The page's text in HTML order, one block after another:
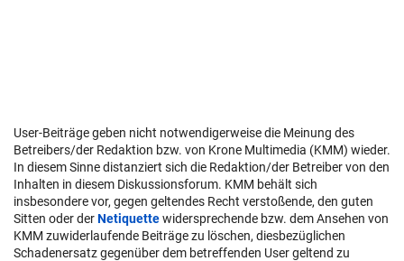
User-Beiträge geben nicht notwendigerweise die Meinung des
Betreibers/der Redaktion bzw. von Krone Multimedia (KMM) wieder.
In diesem Sinne distanziert sich die Redaktion/der Betreiber von den
Inhalten in diesem Diskussionsforum. KMM behält sich
insbesondere vor, gegen geltendes Recht verstoßende, den guten
Sitten oder derNetiquettewidersprechende bzw. dem Ansehen von
KMM zuwiderlaufende Beiträge zu löschen, diesbezüglichen
Schadenersatz gegenüber dem betreffenden User geltend zu